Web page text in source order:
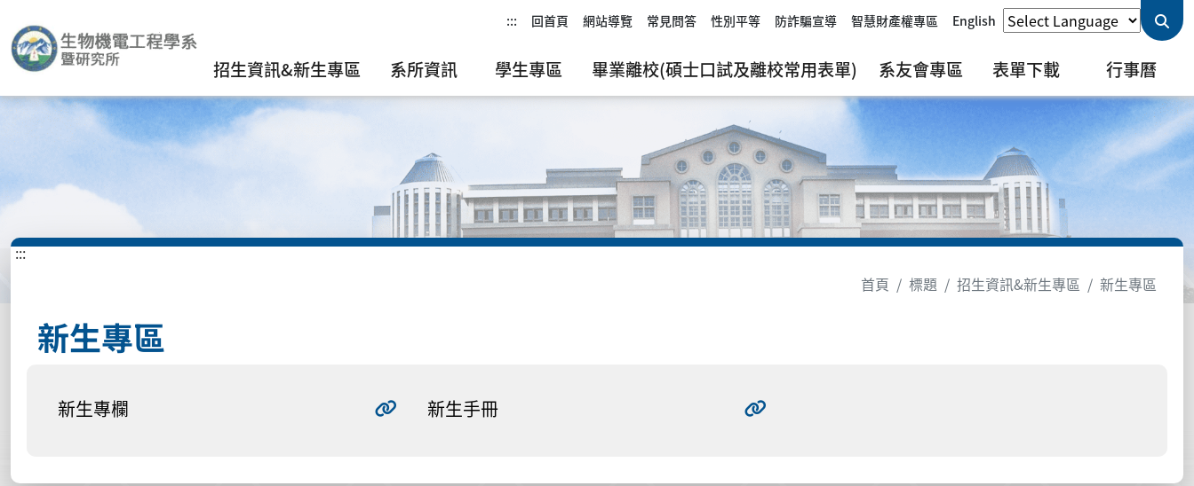
::: 回首頁 網站導覽 常見問答 性別平等 防詐騙宣導 智慧財產權專區 English
招生資訊&新生專區 系所資訊 學生專區 畢業離校(碩士口試及離校常用表單) 系友會專區 表單下載 行事曆
:::
首頁
標題 招生資訊&新生專區 新生專區
新生專區
新生專欄 新生手冊